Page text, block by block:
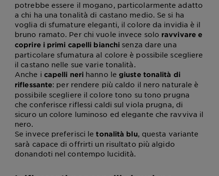
potrebbe essere il mogano, particolarmente adatto
a chi ha una tonalità di castano medio. Se si ha
voglia di sfumature eleganti, il colore da invidia è il
bruno ramato. Per chi vuole invece solo ravvivare e
coprire i primi capelli bianchi senza dare una
particolare sfumatura al colore è possibile scegliere
il castano nelle sue varie tonalità.
Anche i capelli neri hanno legiuste tonalità di
riflessante: per rendere più caldo il nero naturale è
possibile scegliere il colore tono su tono prugna
che conferisce riflessi caldi sul viola prugna, di
sicuro un colore luminoso ed elegante che ravviva il
nero.
Se invece preferisci le tonalità blu, questa variante
sarà capace di offrirti un risultato più algido
donandoti nel contempo lucidità.